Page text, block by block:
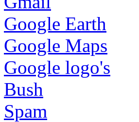
Google Earth
Google Maps
Google logo's
Bush
Spam